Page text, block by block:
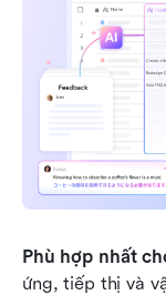
Phù hợp nhất
ứng, tiếp thị và